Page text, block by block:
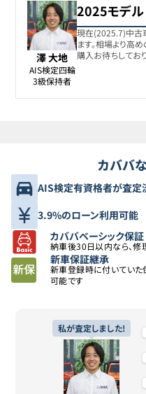
澤 大地
AIS検定四輪
3級保持者
2025モデル
現在(2025.7)中古
ます。相場より高
購入お待ちしており
カババ
AIS検定有資格者が査定
3.9%のローン利用可能
カババベーシック保証
納車後30日以内なら、
新車保証継承
新車登録時に付いていた
可能です
私が査定しました!